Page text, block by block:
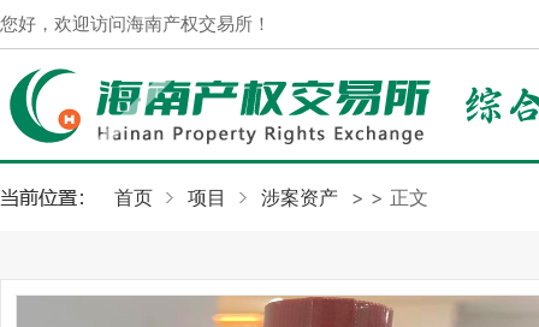
您好，欢迎访问海南产权交易所！
首页 项目 >
涉案资产 > 正文